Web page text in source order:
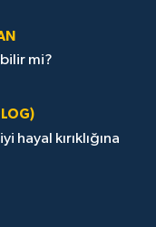
mi?
hayal kırıklığına